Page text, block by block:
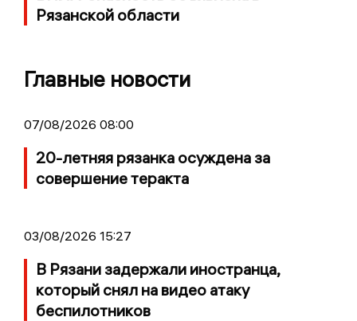
Рязанской области
Главные новости
07/08/2026 08:00
20-летняя рязанка осуждена за
совершение теракта
03/08/2026 15:27
В Рязани задержали иностранца,
который снял на видео атаку
беспилотников